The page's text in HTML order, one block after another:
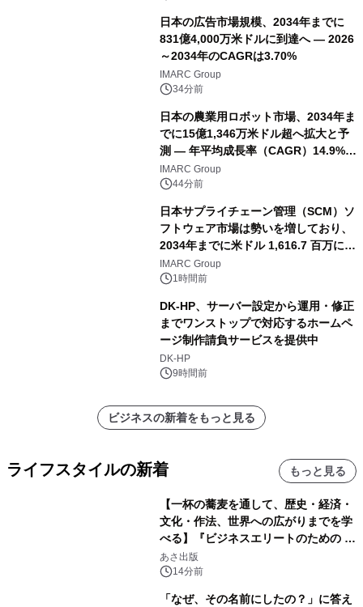
日本の広告市場規模、2034年までに
831億4,000万米ドルに到達へ ― 2026
～2034年のCAGRは3.70%
IMARC Group
34分前
日本の農業用ロボット市場、2034年ま
でに15億1,346万米ドル超へ拡大と予
測 ― 年平均成長率（CAGR）14.9%を
記録
IMARC Group
44分前
日本サプライチェーン管理（SCM）ソ
フトウェア市場は勢いを増しており、
2034年までに米ドル 1,616.7 百万に達
し、CAGR 3.42%で成長すると予測
IMARC Group
1時間前
DK-HP、サーバー設定から運用・修正
までワンストップで対応するホームペ
ージ制作請負サービスを提供中
DK-HP
9時間前
ビジネスの新着をもっと見る
ライフスタイルの新着 もっと見る
【一杯の蕎麦を通して、歴史・経済・
文化・作法、世界への広がりまでを学
べる】『ビジネスエリートのための 教
養としての蕎麦』2026年8月25日
（火）発売
あさ出版
14分前
「なぜ、その名前にしたの？」に答え